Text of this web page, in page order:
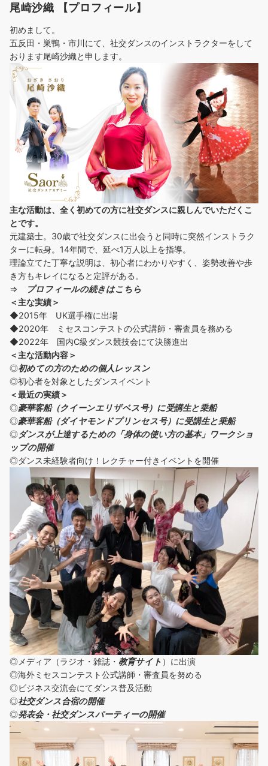
尾崎沙織 【プロフィール】
初めまして。
五反田・巣鴨・市川にて、社交ダンスのインストラクターをして
おります尾崎沙織と申します。
主な活動は、全く初めての方に社交ダンスに親しんでいただくこ
とです。
元建築士。30歳で社交ダンスに出会うと同時に突然インストラク
ターに転身。14年間で、延べ1万人以上を指導。
理論立てた丁寧な説明は、初心者にわかりやすく、姿勢改善や歩
き方もキレイになると定評がある。
⇒
プロフィールの続きはこちら
＜主な実績＞
◆2015年 UK選手権に出場
◆2020年 ミセスコンテストの公式講師・審査員を務める
◆2022年 国内C級ダンス競技会にて決勝進出
＜主な活動内容＞
◎初めての方のための個人レッスン
◎初心者を対象としたダンスイベント
＜最近の実績＞
◎豪華客船（クイーンエリザベス号）に受講生と乗船
◎豪華客船（ダイヤモンドプリンセス号）に受講生と乗船
◎ダンスが上達するための「身体の使い方の基本」ワークショ
ップの開催
◎ダンス未経験者向け！レクチャー付きイベントを開催
◎メディア（ラジオ・雑誌・ 教育サイト ）に出演
◎海外ミセスコンテスト公式講師・審査員を努める
◎ビジネス交流会にてダンス普及活動
◎社交ダンス合宿の開催
◎発表会・社交ダンスパーティーの開催